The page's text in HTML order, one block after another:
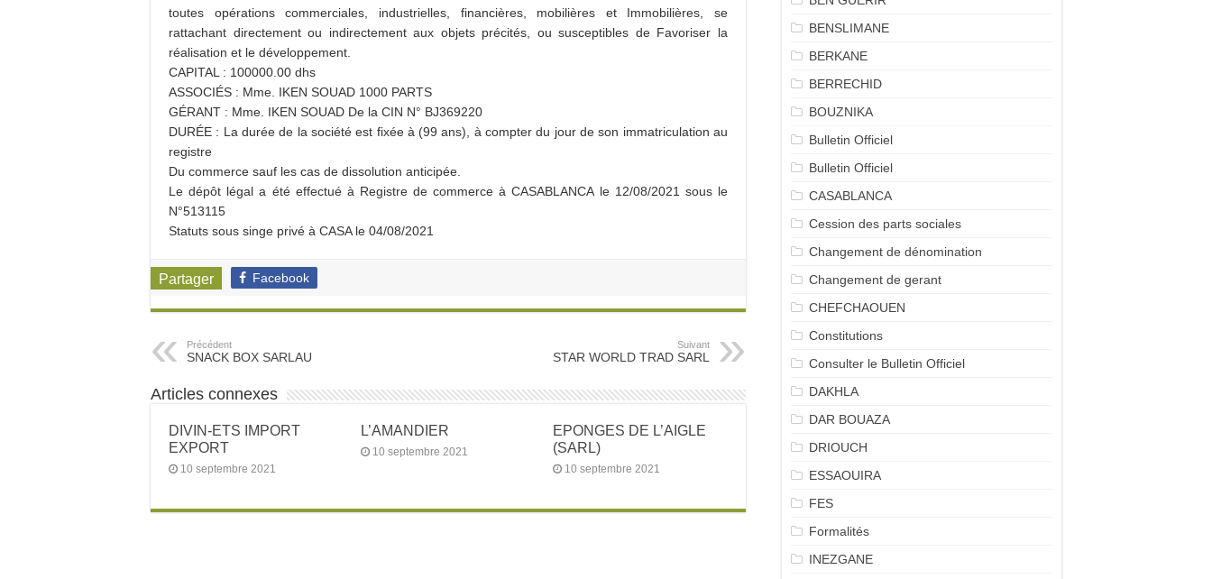
toutes opérations commerciales, industrielles, financières, mobilières et Immobilières, se
rattachant directement ou indirectement aux objets précités, ou susceptibles de Favoriser la
réalisation et le développement.
CAPITAL : 100000.00 dhs
ASSOCIÉS : Mme. IKEN SOUAD 1000 PARTS
GÉRANT : Mme. IKEN SOUAD De la CIN N° BJ369220
DURÉE : La durée de la société est fixée à (99 ans), à compter du jour de son immatriculation au
registre
Du commerce sauf les cas de dissolution anticipée.
Le dépôt légal a été effectué à Registre de commerce à CASABLANCA le 12/08/2021 sous le
N°513115
Statuts sous singe privé à CASA le 04/08/2021
Partager Facebook
Précédent
SNACK BOX SARLAU
Suivant
STAR WORLD TRAD SARL
Articles connexes
DIVIN-ETS IMPORT
EXPORT
10 septembre 2021
L’AMANDIER
10 septembre 2021
EPONGES DE L’AIGLE
(SARL)
10 septembre 2021
BENSLIMANE
BERKANE
BERRECHID
BOUZNIKA
Bulletin Officiel
Bulletin Officiel
CASABLANCA
Cession des parts sociales
Changement de dénomination
Changement de gerant
CHEFCHAOUEN
Constitutions
Consulter le Bulletin Officiel
DAKHLA
DAR BOUAZA
DRIOUCH
ESSAOUIRA
FES
Formalités
INEZGANE